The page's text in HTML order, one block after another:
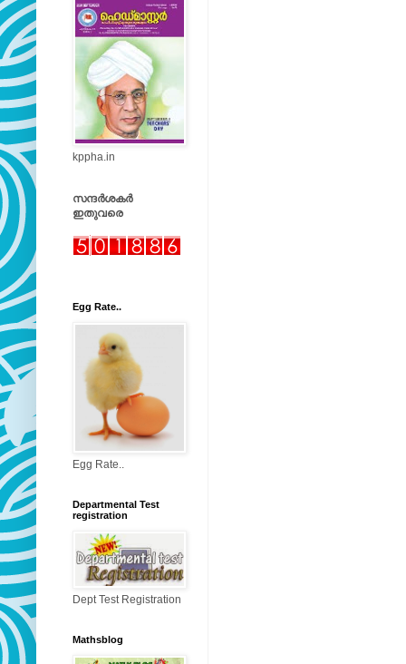
kppha.in
സന്ദർശകർ
ഇതുവരെ
Egg Rate..
Egg Rate..
Departmental Test
registration
Dept Test Registration
Mathsblog